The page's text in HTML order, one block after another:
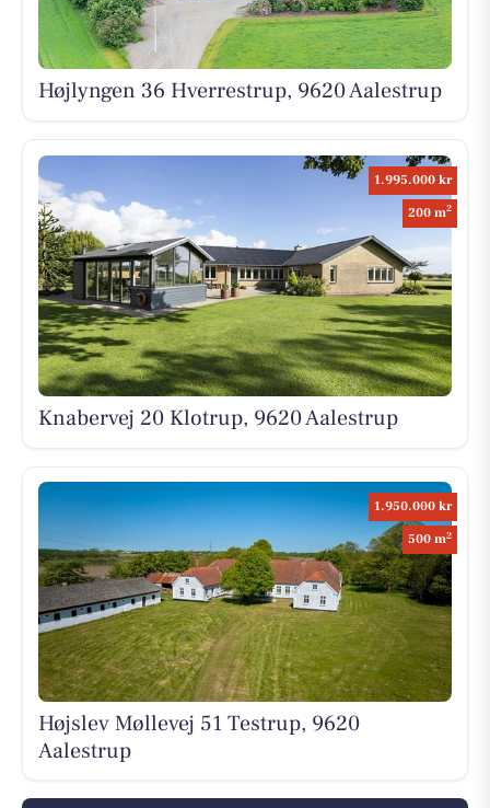
Højlyngen 36 Hverrestrup, 9620 Aalestrup
1.995.000 kr
200 m2
Knabervej 20 Klotrup, 9620 Aalestrup
1.950.000 kr
500 m2
Højslev Møllevej 51 Testrup, 9620
Aalestrup